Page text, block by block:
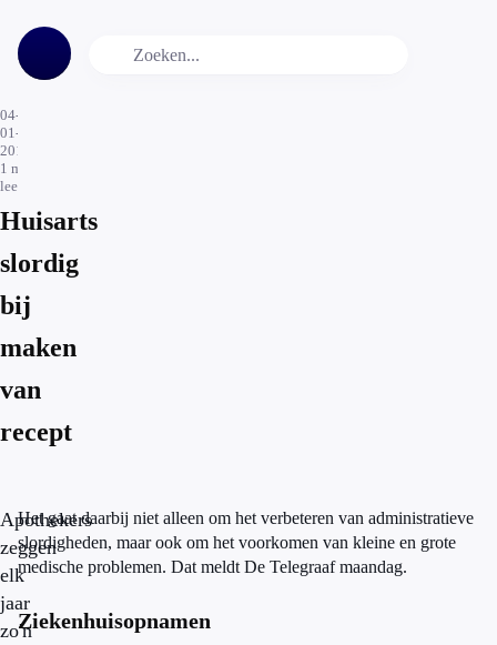
04-
01-
2016
1 min.
leestijd
Huisarts
slordig
bij
maken
van
recept
Apothekers
zeggen
elk
jaar
zo'n
Het gaat daarbij niet alleen om het verbeteren van administratieve
slordigheden, maar ook om het voorkomen van kleine en grote
medische problemen. Dat meldt De Telegraaf maandag.
Ziekenhuisopnamen